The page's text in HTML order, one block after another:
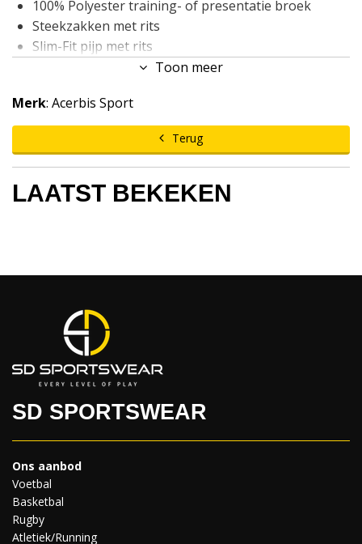
100% Polyester training- of presentatie broek
Steekzakken met rits
Slim-Fit pijp met rits
Multi-Panel constructie
200 gram
Maten: 4XS-4XL.
Toon meer
Merk: Acerbis Sport
Terug
LAATST BEKEKEN
SD SPORTSWEAR
Ons aanbod
Voetbal
Basketbal
Rugby
Atletiek/Running